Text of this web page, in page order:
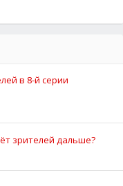
в 8-й серии
зрителей дальше?